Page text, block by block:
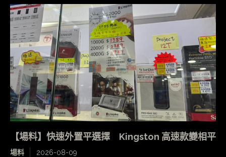
【場料】快速外置平選擇 Kingston 高速款變相平
場料 2026-08-09